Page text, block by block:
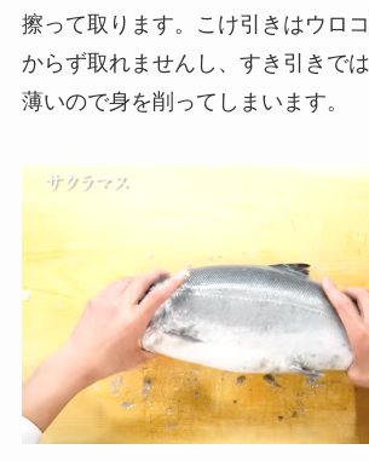
擦って取ります。こけ引きはウロ
からず取れませんし、すき引きで
薄いので身を削ってしまいます。